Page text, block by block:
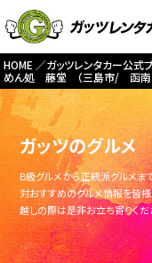
HOME ガッツレンタカー公式
めん処 藤堂 （三島市/ 函南
ガッツのグルメ
B級グルメから正統派グルメま
対おすすめのグルメ情報を皆
越しの際は是非お立ち寄りくだ